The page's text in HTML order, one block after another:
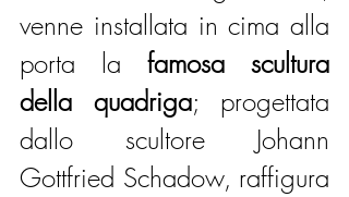
venne installata in cima alla
porta la famosa scultura
della quadriga; progettata
dallo scultore Johann
Gottfried Schadow, raffigura